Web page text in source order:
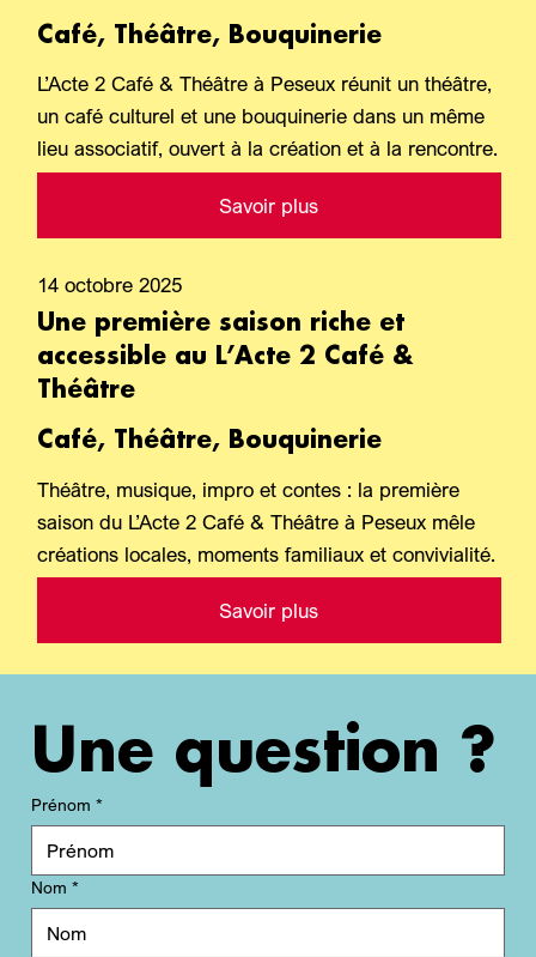
Café, Théâtre, Bouquinerie
L’Acte 2 Café & Théâtre à Peseux réunit un théâtre,
un café culturel et une bouquinerie dans un même
lieu associatif, ouvert à la création et à la rencontre.
Savoir plus
14 octobre 2025
Une première saison riche et
accessible au L’Acte 2 Café &
Théâtre
Café, Théâtre, Bouquinerie
Théâtre, musique, impro et contes : la première
saison du L’Acte 2 Café & Théâtre à Peseux mêle
créations locales, moments familiaux et convivialité.
Savoir plus
Une question ?
Prénom *
Nom *